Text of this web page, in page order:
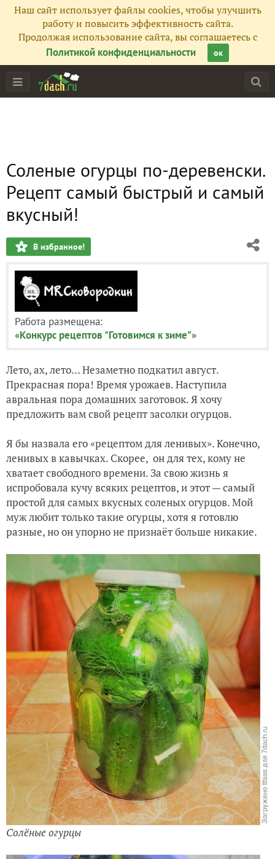
Наш сайт использует файлы cookies, чтобы улучшить
работу и повысить эффективность сайта.
Продолжая использование сайта, вы соглашаетесь с
Политикой конфиденциальности
ок
Соленые огурцы по-деревенски.
Рецепт самый быстрый и самый
вкусный!
В избранное!
Работа размещена:
«Конкурс рецептов "Готовимся к зиме"»
Лето, ах, лето… Незаметно подкатил август.
Прекрасная пора! Время урожаев. Наступила
авральная пора домашних заготовок. Я хочу
предложить вам свой рецепт засолки огурцов.
Я бы назвала его«рецептом для ленивых». Конечно,
ленивых в кавычках. Скорее, он для тех, кому не
хватает свободного времени. За свою жизнь я
испробовала кучу всяких рецептов, и этот — самый
простой для самых вкусных соленых огурцов. Мой
муж любит только такие огурцы, хотя я готовлю
разные, но он упорно не признаёт больше никакие.
Солёные огурцы